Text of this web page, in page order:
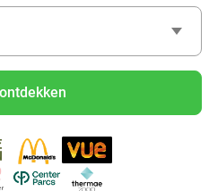
in Groningen
Ontdek de leukste
in Groningen
een subtropisch
dag met het hele
zoveel mooie deals in regio